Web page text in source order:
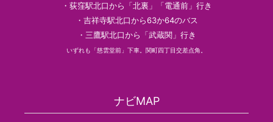
・荻窪駅北口から「北裏」「電通前」行き
・吉祥寺駅北口から63か64のバス
・三鷹駅北口から「武蔵関」行き
いずれも「慈雲堂前」下車。関町四丁目交差点角。
ナビMAP